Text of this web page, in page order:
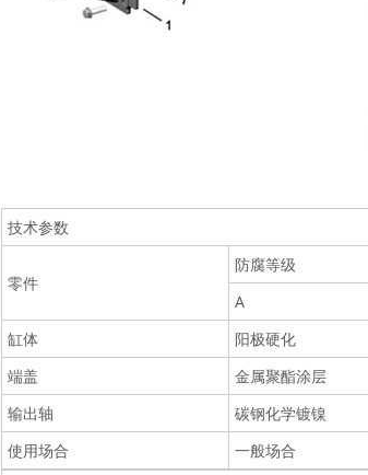
技术参数
零件
防腐等级
A
缸体
阳极硬化
端盖
金属聚酯涂层
输出轴
碳钢化学镀镍
使用场合
一般场合